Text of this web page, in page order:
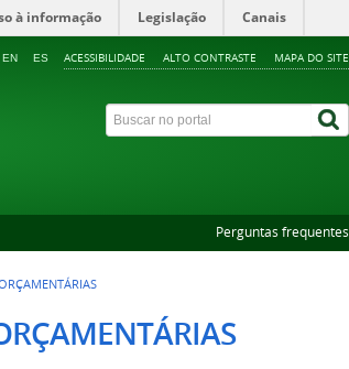
à informação Legislação Canais
ACESSIBILIDADE ALTO CONTRASTE MAPA DO SITE
EN ES
Perguntas frequentes